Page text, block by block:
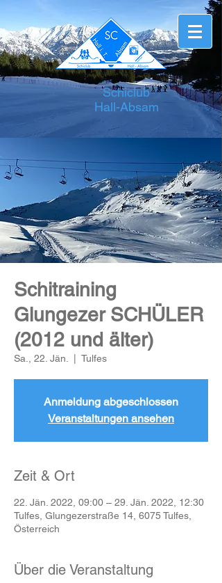
Schiclub
Hall-Absam
Schitraining
Glungezer SCHÜLER
(2012 und älter)
Sa., 22. Jän. Tulfes
Anmeldung abgeschlossen
Veranstaltungen ansehen
Zeit & Ort
22. Jän. 2022, 09:00 – 29. Jän. 2022, 12:30
Tulfes, Glungezerstraße 14, 6075 Tulfes,
Österreich
Über die Veranstaltung